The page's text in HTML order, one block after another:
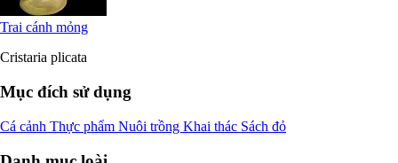
Trai cánh mỏng
Cristaria plicata
Mục đích sử dụng
Cá cảnh Thực phẩm Nuôi trồng Khai thác Sách đỏ